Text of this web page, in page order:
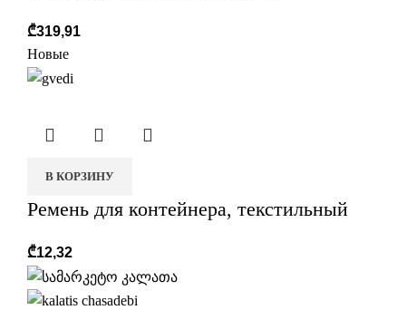
₾319,91
Новые
В КОРЗИНУ
Ремень для контейнера, текстильный
₾12,32